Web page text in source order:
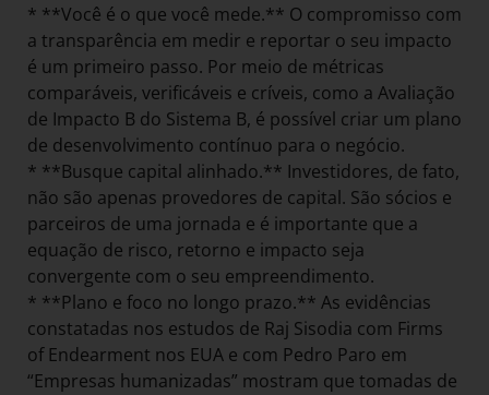
* **Você é o que você mede.** O compromisso com
a transparência em medir e reportar o seu impacto
é um primeiro passo. Por meio de métricas
comparáveis, verificáveis e críveis, como a Avaliação
de Impacto B do Sistema B, é possível criar um plano
de desenvolvimento contínuo para o negócio.
* **Busque capital alinhado.** Investidores, de fato,
não são apenas provedores de capital. São sócios e
parceiros de uma jornada e é importante que a
equação de risco, retorno e impacto seja
convergente com o seu empreendimento.
* **Plano e foco no longo prazo.** As evidências
constatadas nos estudos de Raj Sisodia com Firms
of Endearment nos EUA e com Pedro Paro em
“Empresas humanizadas” mostram que tomadas de